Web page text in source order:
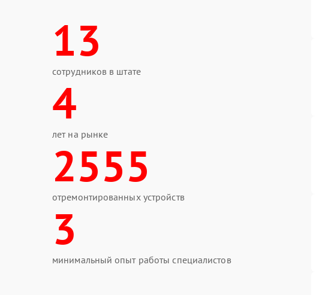
13
сотрудников в штате
4
лет на рынке
2555
отремонтированных устройств
3
минимальный опыт работы специалистов